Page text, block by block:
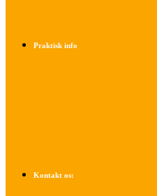
Praktisk info
Kontakt os: